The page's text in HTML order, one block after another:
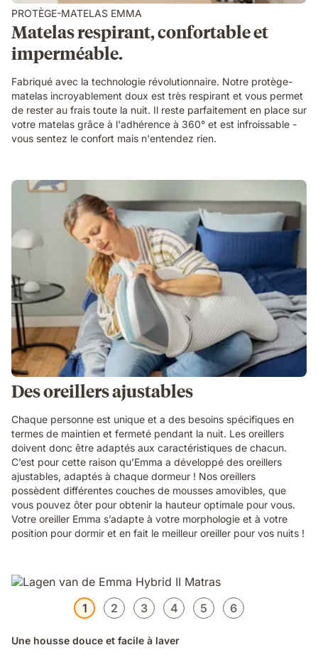
PROTÈGE-MATELAS EMMA
Matelas respirant, confortable et
imperméable.
Fabriqué avec la technologie révolutionnaire. Notre protège-
matelas incroyablement doux est très respirant et vous permet
de rester au frais toute la nuit. Il reste parfaitement en place sur
votre matelas grâce à l'adhérence à 360° et est infroissable -
vous sentez le confort mais n'entendez rien.
Des oreillers ajustables
Chaque personne est unique et a des besoins spécifiques en
termes de maintien et fermeté pendant la nuit. Les oreillers
doivent donc être adaptés aux caractéristiques de chacun.
C’est pour cette raison qu’Emma a développé des oreillers
ajustables, adaptés à chaque dormeur ! Nos oreillers
possèdent différentes couches de mousses amovibles, que
vous pouvez ôter pour obtenir la hauteur optimale pour vous.
Votre oreiller Emma s’adapte à votre morphologie et à votre
position pour dormir et en fait le meilleur oreiller pour vos nuits !
1 2 3 4 5 6
Une housse douce et facile à laver